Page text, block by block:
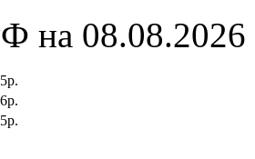
на 08.08.2026